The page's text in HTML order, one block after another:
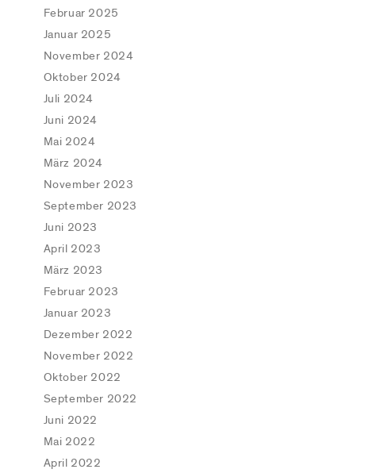
Februar 2025
Januar 2025
November 2024
Oktober 2024
Juli 2024
Juni 2024
Mai 2024
März 2024
November 2023
September 2023
Juni 2023
April 2023
März 2023
Februar 2023
Januar 2023
Dezember 2022
November 2022
Oktober 2022
September 2022
Juni 2022
Mai 2022
April 2022